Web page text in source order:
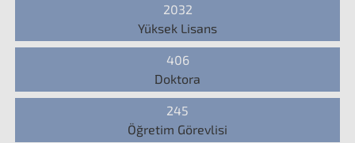
2032
Yüksek Lisans
406
Doktora
245
Öğretim Görevlisi